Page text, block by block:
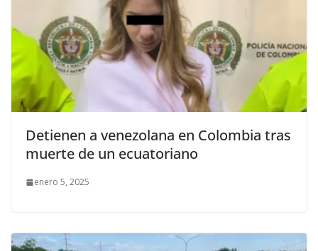
Detienen a venezolana en Colombia tras
muerte de un ecuatoriano
enero 5, 2025